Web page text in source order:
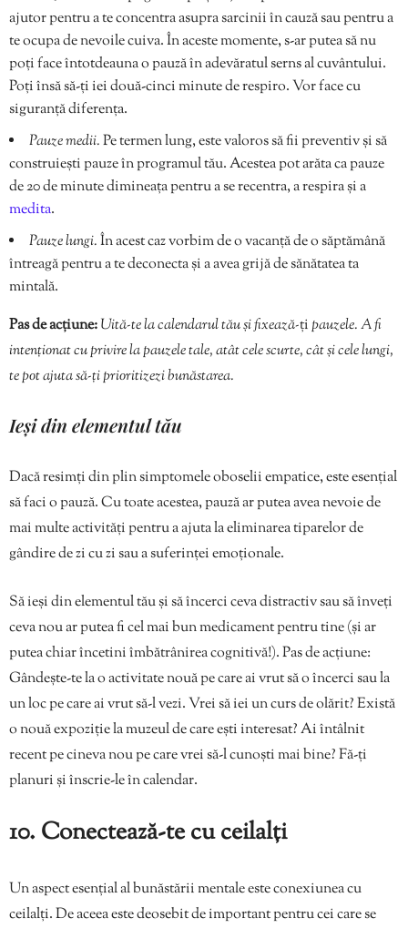
ajutor pentru a te concentra asupra sarcinii în cauză sau pentru a
te ocupa de nevoile cuiva. În aceste momente, s-ar putea să nu
poți face întotdeauna o pauză în adevăratul serns al cuvântului.
Poți însă să-ți iei două-cinci minute de respiro. Vor face cu
siguranță diferența.
Pauze medii.Pe termen lung, este valoros să fii preventiv și să
construiești pauze în programul tău. Acestea pot arăta ca pauze
de 20 de minute dimineața pentru a se recentra, a respira și a
medita.
Pauze lungi.În acest caz vorbim de o vacanță de o săptămână
întreagă pentru a te deconecta și a avea grijă de sănătatea ta
mintală.
Pas de acțiune:Uită-te la calendarul tău și fixează-țipauzele. A fi
intenționat cu privire la pauzele tale, atât cele scurte, cât și cele lungi,
te pot ajuta să-ți prioritizezi bunăstarea.
Ieși din elementul tău
Dacă resimți din plin simptomele oboselii empatice, este esențial
să faci o pauză. Cu toate acestea, pauză ar putea avea nevoie de
mai multe activități pentru a ajuta la eliminarea tiparelor de
gândire de zi cu zi sau a suferinței emoționale.
Să ieși din elementul tău și să încerci ceva distractiv sau să înveți
ceva nou ar putea fi cel mai bun medicament pentru tine (și ar
putea chiar încetini îmbătrânirea cognitivă!). Pas de acțiune:
Gândește-te la o activitate nouă pe care ai vrut să o încerci sau la
un loc pe care ai vrut să-l vezi. Vrei să iei un curs de olărit? Există
o nouă expoziție la muzeul de care ești interesat? Ai întâlnit
recent pe cineva nou pe care vrei să-l cunoști mai bine? Fă-ți
planuri și înscrie-le în calendar.
10. Conectează-te cu ceilalți
Un aspect esențial al bunăstării mentale este conexiunea cu
ceilalți. De aceea este deosebit de important pentru cei care se